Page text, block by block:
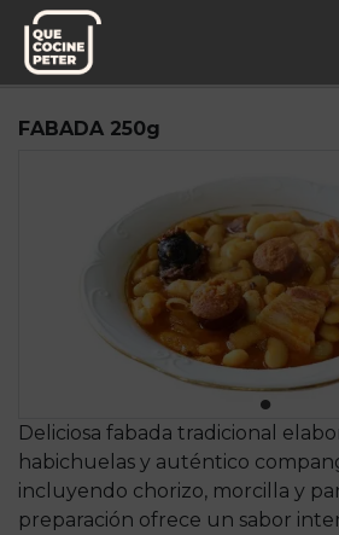
Pedido semanal
FABADA 250g
Deliciosa fabada tradicional
habichuelas y auténtico
incluyendo chorizo, morcilla y
preparación ofrece un sabor